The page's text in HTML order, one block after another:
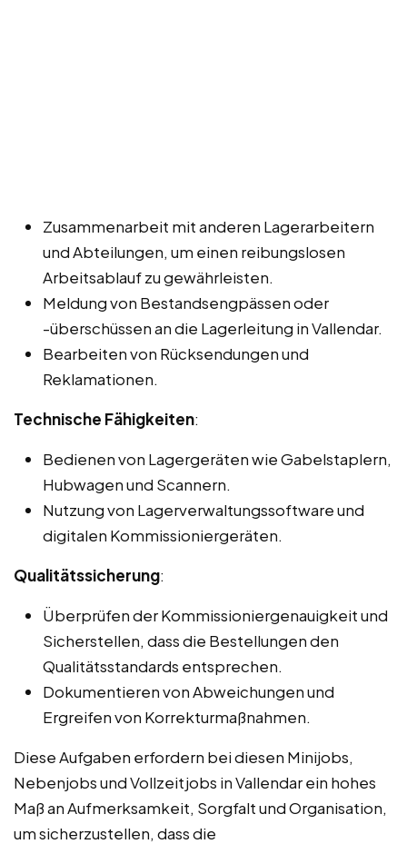
Zusammenarbeit mit anderen Lagerarbeitern
und Abteilungen, um einen reibungslosen
Arbeitsablauf zu gewährleisten.
Meldung von Bestandsengpässen oder
-überschüssen an die Lagerleitung in Vallendar.
Bearbeiten von Rücksendungen und
Reklamationen.
Technische Fähigkeiten:
Bedienen von Lagergeräten wie Gabelstaplern,
Hubwagen und Scannern.
Nutzung von Lagerverwaltungssoftware und
digitalen Kommissioniergeräten.
Qualitätssicherung:
Überprüfen der Kommissioniergenauigkeit und
Sicherstellen, dass die Bestellungen den
Qualitätsstandards entsprechen.
Dokumentieren von Abweichungen und
Ergreifen von Korrekturmaßnahmen.
Diese Aufgaben erfordern bei diesen Minijobs,
Nebenjobs und Vollzeitjobs in Vallendar ein hohes
Maß an Aufmerksamkeit, Sorgfalt und Organisation,
um sicherzustellen, dass die